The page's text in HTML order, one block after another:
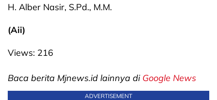
H. Alber Nasir, S.Pd., M.M.
(Aii)
Views: 216
Baca berita Mjnews.id lainnya di Google News
ADVERTISEMENT